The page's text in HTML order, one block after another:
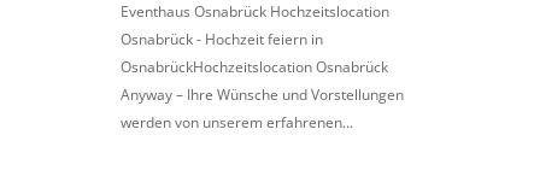
Eventhaus Osnabrück Hochzeitslocation
Osnabrück - Hochzeit feiern in
OsnabrückHochzeitslocation Osnabrück
Anyway – Ihre Wünsche und Vorstellungen
werden von unserem erfahrenen...